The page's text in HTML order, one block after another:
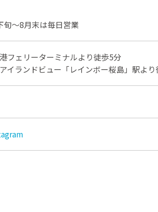
～8月末は毎日営業
フェリーターミナルより徒歩5分
イランドビュー「レインボー桜島」駅よ